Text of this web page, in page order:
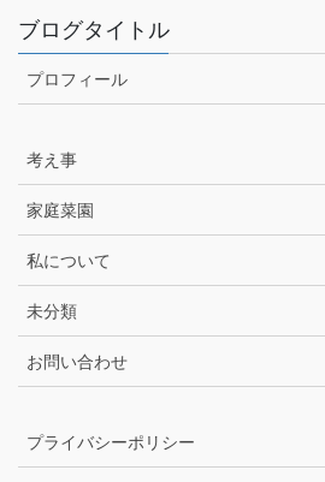
ブログタイトル
プロフィール
考え事
家庭菜園
私について
未分類
お問い合わせ
プライバシーポリシー